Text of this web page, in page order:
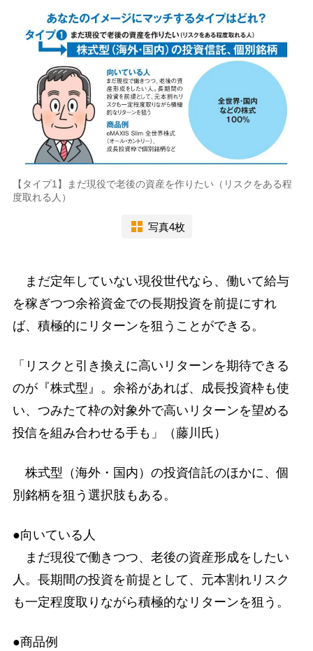
【タイプ1】まだ現役で老後の資産を作りたい（リスクをある程
度取れる人）
写真4枚
まだ定年していない現役世代なら、働いて給与
を稼ぎつつ余裕資金での長期投資を前提にすれ
ば、積極的にリターンを狙うことができる。
「リスクと引き換えに高いリターンを期待できる
のが『株式型』。余裕があれば、成長投資枠も使
い、つみたて枠の対象外で高いリターンを望める
投信を組み合わせる手も」（藤川氏）
株式型（海外・国内）の投資信託のほかに、個
別銘柄を狙う選択肢もある。
●向いている人
まだ現役で働きつつ、老後の資産形成をしたい
人。長期間の投資を前提として、元本割れリスク
も一定程度取りながら積極的なリターンを狙う。
●商品例